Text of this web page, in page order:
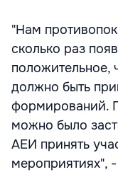
"Нам
сколько раз
положительное,
должно быть
формирований.
можно было
АЕИ принять
мероприятиях",